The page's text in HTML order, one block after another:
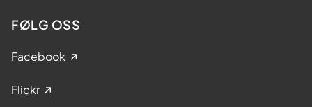
FØLG OSS
Facebook
Flickr